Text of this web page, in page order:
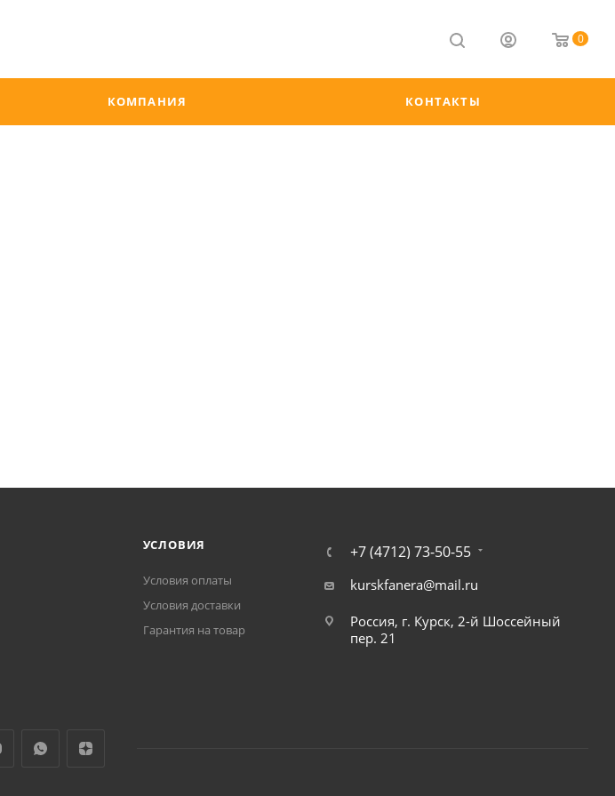
0
КОМПАНИЯ КОНТАКТЫ
УСЛОВИЯ
Условия оплаты
Условия доставки
Гарантия на товар
+7 (4712) 73-50-55
kurskfanera@mail.ru
Россия, г. Курск, 2-й Шоссейный
пер. 21